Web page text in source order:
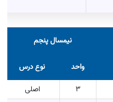
نیمسال پنجم
واحد
نوع درس
3
اصلی